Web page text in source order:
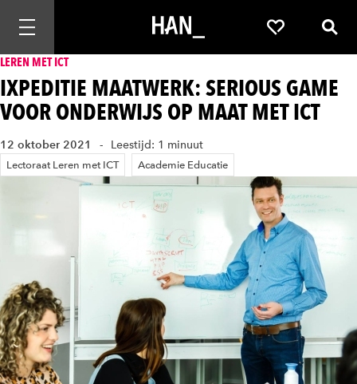
Mobiele navigatie openen Favorieten
LEREN MET ICT
IXPEDITIE MAATWERK: SERIOUS GAME
VOOR ONDERWIJS OP MAAT MET ICT
12 oktober 2021 Leestijd: 1 minuut
Lectoraat Leren met ICT Academie Educatie